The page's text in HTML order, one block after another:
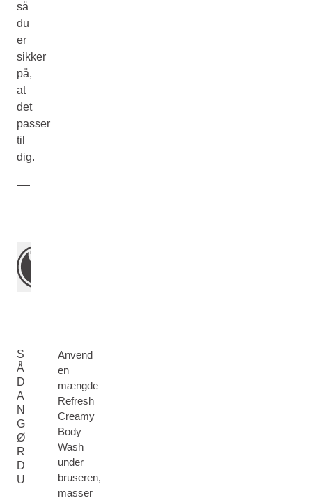
så
du
er
sikker
på,
at
det
passer
til
dig.
S
Å
D
A
N
G
Ø
R
D
U
Anvend
en
mængde
Refresh
Creamy
Body
Wash
under
bruseren,
masser